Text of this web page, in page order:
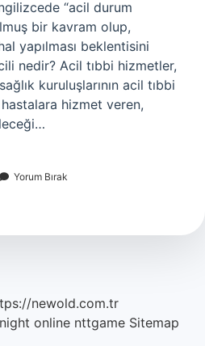
“acil durum
bir kavram olup,
yapılması beklentisini
nedir? Acil tıbbi hizmetler,
kuruluşlarının acil tıbbi
hizmet veren,
Yorum Bırak
newold.com.tr
online nttgame Sitemap